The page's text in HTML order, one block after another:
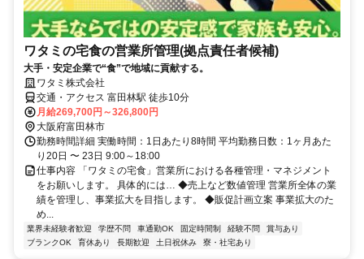
ワタミの宅食の営業所管理(拠点責任者候補)
大手・安定企業で“食”で地域に貢献する。
ワタミ株式会社
交通・アクセス 富田林駅 徒歩10分
月給269,700円～326,800円
大阪府富田林市
勤務時間詳細 実働時間：1日あたり8時間 平均勤務日数：1ヶ月あた
り20日 〜 23日 9:00～18:00
仕事内容 「ワタミの宅食」営業所における各種管理・マネジメント
をお願いします。 具体的には… ◆売上など数値管理 営業所全体の業
績を管理し、事業拡大を目指します。 ◆販促計画立案 事業拡大のた
め...
業界未経験者歓迎 学歴不問 車通勤OK 固定時間制 経験不問
賞与あり
ブランクOK
育休あり 長期歓迎 土日祝休み 寮・社宅あり